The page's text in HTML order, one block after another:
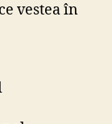
vestea în